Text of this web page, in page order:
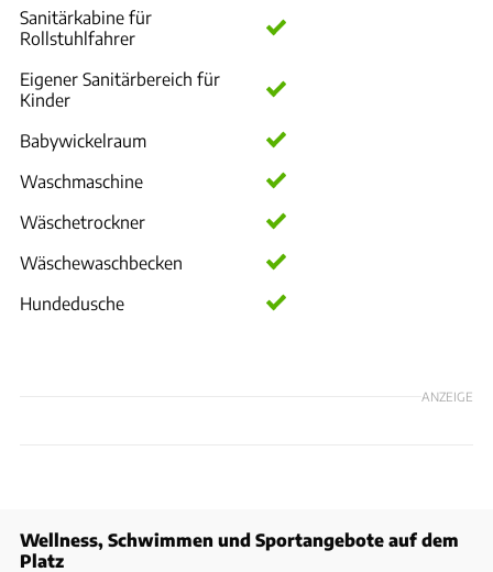
Sanitärkabine für
Rollstuhlfahrer
Eigener Sanitärbereich für
Kinder
Babywickelraum
Waschmaschine
Wäschetrockner
Wäschewaschbecken
Hundedusche
ANZEIGE
Wellness, Schwimmen und Sportangebote auf dem
Platz